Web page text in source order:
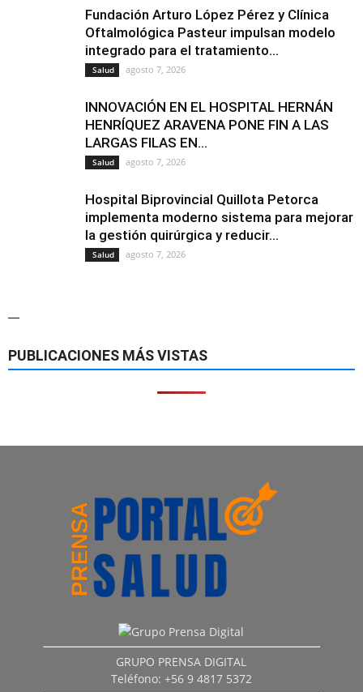
Fundación Arturo López Pérez y Clínica
Oftalmológica Pasteur impulsan modelo
integrado para el tratamiento...
Salud agosto 7, 2026
INNOVACIÓN EN EL HOSPITAL HERNÁN
HENRÍQUEZ ARAVENA PONE FIN A LAS
LARGAS FILAS EN...
Salud agosto 7, 2026
Hospital Biprovincial Quillota Petorca
implementa moderno sistema para mejorar
la gestión quirúrgica y reducir...
Salud agosto 7, 2026
—
PUBLICACIONES MÁS VISTAS
GRUPO PRENSA DIGITAL
Teléfono: +56 9 4817 5372